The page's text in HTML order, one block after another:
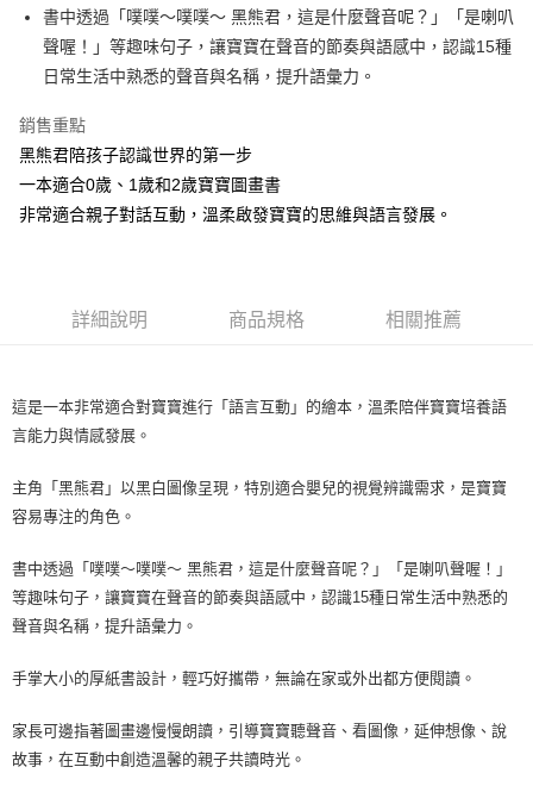
Apple Pay
街口支付
Google Pay
ATM付款
每筆NT$60，滿NT$1,500(含以上)免運費
宅配滿額1500免運
離島需選此配送方式
書中透過「噗噗～噗噗～ 黑熊君，這是什麼聲音呢？」「是喇叭
聲喔！」等趣味句子，讓寶寶在聲音的節奏與語感中，認識15種
日常生活中熟悉的聲音與名稱，提升語彙力。
銷售重點
黑熊君陪孩子認識世界的第一步
一本適合0歲、1歲和2歲寶寶圖畫書
非常適合親子對話互動，溫柔啟發寶寶的思維與語言發展。
詳細說明 商品規格 相關推薦
這是一本非常適合對寶寶進行「語言互動」的繪本，溫柔陪伴寶寶培養語
言能力與情感發展。
主角「黑熊君」以黑白圖像呈現，特別適合嬰兒的視覺辨識需求，是寶寶
容易專注的角色。
書中透過「噗噗～噗噗～ 黑熊君，這是什麼聲音呢？」「是喇叭聲喔！」
等趣味句子，讓寶寶在聲音的節奏與語感中，認識15種日常生活中熟悉的
聲音與名稱，提升語彙力。
手掌大小的厚紙書設計，輕巧好攜帶，無論在家或外出都方便閱讀。
家長可邊指著圖畫邊慢慢朗讀，引導寶寶聽聲音、看圖像，延伸想像、說
故事，在互動中創造溫馨的親子共讀時光。